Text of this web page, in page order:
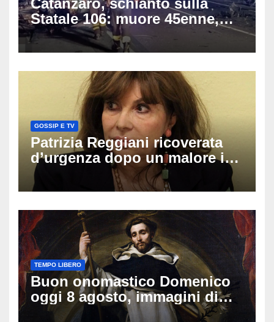
Catanzaro, schianto sulla
Statale 106: muore 45enne,
coinvolti un’auto, un suv e
una moto
GOSSIP E TV
Patrizia Reggiani ricoverata
d’urgenza dopo un malore in
vacanza: come sta oggi l’ex
Lady Gucci
TEMPO LIBERO
Buon onomastico Domenico
oggi 8 agosto, immagini di
auguri da condividere